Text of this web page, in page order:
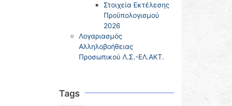
Στοιχεία Εκτέλεσης
Προϋπολογισμού
2026
Λογαριασμός
Αλληλοβοήθειας
Προσωπικού Λ.Σ.-ΕΛ.ΑΚΤ.
Tags